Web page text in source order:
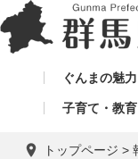
ぐんまの魅
子育て・教
トップページ >